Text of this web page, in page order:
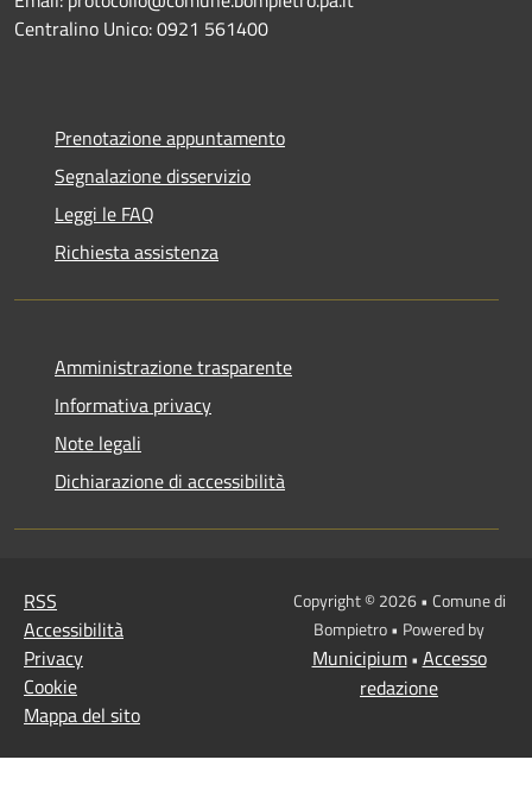
Centralino Unico: 0921 561400
Prenotazione appuntamento
Segnalazione disservizio
Leggi le FAQ
Richiesta assistenza
Amministrazione trasparente
Informativa privacy
Note legali
Dichiarazione di accessibilità
RSS
Accessibilità
Privacy
Cookie
Mappa del sito
Copyright © 2026 • Comune di
Bompietro • Powered by
Municipium• Accesso
redazione